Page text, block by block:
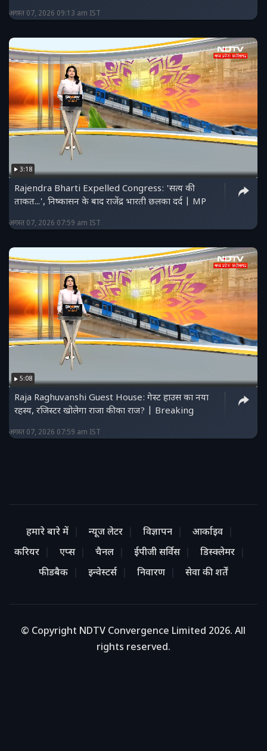
अगस्त 07, 2026 09:13 am IST
3:18
Rajendra Bharti Expelled Congress: 'सत्य की
ताकत...', निष्कासन के बाद राजेंद्र भारती छलका दर्द | MP
अगस्त 07, 2026 07:59 am IST
5:08
Raja Raghuvanshi Guest House: गेस्ट हाउस का नया
रहस्य, रजिस्टर खोलेगा राजा की का राज? | Breaking
अगस्त 07, 2026 07:59 am IST
हमारे बारे में न्यूज लेटर विज्ञापन
आर्काइव
करियर
एप्स चैनल ईपीजी सर्विस
डिस्क्लेमर
फीडबैक
इन्वेस्टर्स निवारण सेवा की शर्तें
© Copyright NDTV Convergence Limited 2026. All
rights reserved.